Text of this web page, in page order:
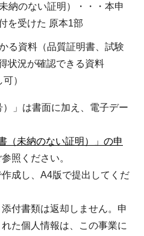
納のない証明）・・・本申
を受けた 原本1部
る資料（品質証明書、試験
状況が確認できる資料
）
」は書面に加え、電子デー
（未納のない証明）」の申
照ください。
成し、A4版で提出してくだ
付書類は返却しません。申
た個人情報は、この事業に